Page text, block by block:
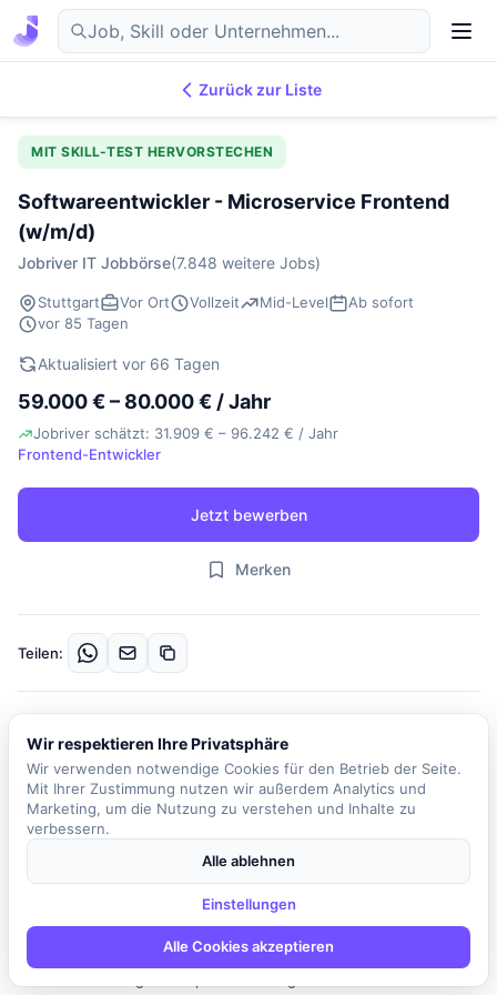
DE
Zurück zur Liste
MIT SKILL-TEST HERVORSTECHEN
Softwareentwickler - Microservice Frontend
(w/m/d)
Jobriver IT Jobbörse(7.848 weitere Jobs)
Stuttgart Vor Ort Vollzeit Mid-Level
Ab sofort
vor 85 Tagen
Aktualisiert vor 66 Tagen
59.000 € – 80.000 € / Jahr
Jobriver schätzt: 31.909 € – 96.242 € / Jahr
Frontend-Entwickler
Jetzt bewerben
Merken
Teilen:
Unser Kunde ist ein führender IT-Dienstleister in Europa, der
zukunftsfähige IT-Architekturen gestaltet. In dieser spannenden
Rolle als Softwareentwickler für Microservice Frontend sind Sie
Teil eines dynamischen Teams, das moderne und performante
Frontend-Architekturen entwickelt. Ihre Hauptaufgabe besteht
darin, maßgeschneiderte Webanwendungen für diverse
Kundenprojekte zu entwerfen und zu implementieren. Dabei
arbeiten Sie mit Technologien wie Next.js, React und TypeScript
und optimieren bestehende Services. Sie sind verantwortlich für
Wir respektieren Ihre Privatsphäre
Wir verwenden notwendige Cookies für den Betrieb der Seite.
Mit Ihrer Zustimmung nutzen wir außerdem Analytics und
Marketing, um die Nutzung zu verstehen und Inhalte zu
verbessern.
Alle ablehnen
Einstellungen
Alle Cookies akzeptieren